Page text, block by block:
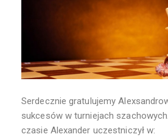
Serdecznie gratulujemy
sukcesów w turniejach
czasie Alexander uczestniczył w: